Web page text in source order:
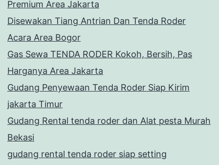
Premium Area Jakarta
Disewakan Tiang Antrian Dan Tenda Roder
Acara Area Bogor
Gas Sewa TENDA RODER Kokoh, Bersih, Pas
Harganya Area Jakarta
Gudang Penyewaan Tenda Roder Siap Kirim
jakarta Timur
Gudang Rental tenda roder dan Alat pesta Murah
Bekasi
gudang rental tenda roder siap setting